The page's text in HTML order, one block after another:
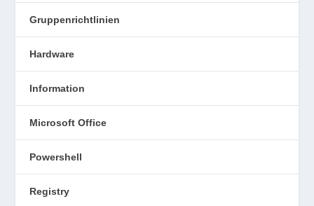
Gruppenrichtlinien
Hardware
Information
Microsoft Office
Powershell
Registry